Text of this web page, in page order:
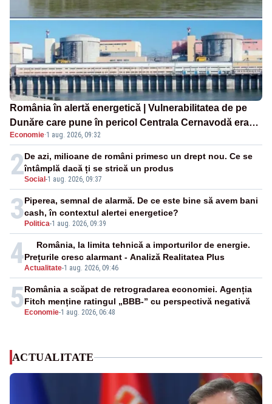
România în alertă energetică | Vulnerabilitatea de pe
Dunăre care pune în pericol Centrala Cernavodă era
cunoscută de pe vremea lui Ceaușescu
Economie·1 aug. 2026, 09:32
2Social -1 aug. 2026, 09:37
De azi, milioane de români primesc un drept nou. Ce se
întâmplă dacă ți se strică un produs
3 Politica-1 aug. 2026, 09:39
Piperea, semnal de alarmă. De ce este bine să avem bani
cash, în contextul alertei energetice?
4Actualitate-1 aug. 2026, 09:46
România, la limita tehnică a importurilor de energie.
Prețurile cresc alarmant - Analiză Realitatea Plus
5 Economie-1 aug. 2026, 06:48
România a scăpat de retrogradarea economiei. Agenția
Fitch menține ratingul „BBB-” cu perspectivă negativă
ACTUALITATE